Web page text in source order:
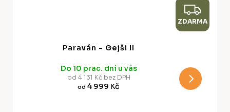
Z
D
M
ZDARMA
Paraván - Gejši II
Do 10 prac. dní u vás
od 4 131 Kč bez DPH
od 4 999 Kč